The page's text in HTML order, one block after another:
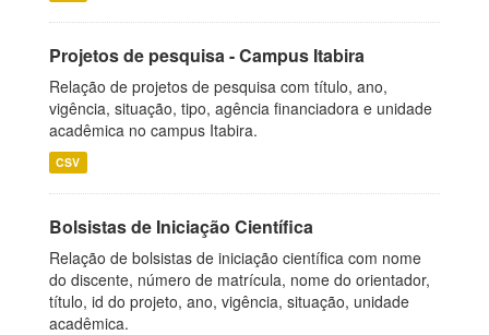
Projetos de pesquisa - Campus Itabira
Relação de projetos de pesquisa com título, ano,
vigência, situação, tipo, agência financiadora e unidade
acadêmica no campus Itabira.
CSV
Bolsistas de Iniciação Científica
Relação de bolsistas de iniciação científica com nome
do discente, número de matrícula, nome do orientador,
título, id do projeto, ano, vigência, situação, unidade
acadêmica.